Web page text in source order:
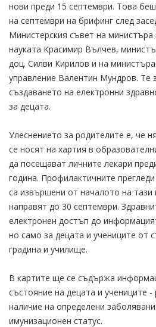
нови преди 15 септември. Това
на септември на брифинг след
Министерския съвет на
науката Красимир Вълчев,
доц. Силви Кирилов и на
управление Валентин Мундров. Те
създаването на електронни
за децата.
Улеснението за родителите е, че
се носят на хартия в
да посещават личните лекари
година. Профилактичните
са извършени от началото на тази
направят до 30 септември.
електронен достъп до
но само за децата и учениците от
градина и училище.
В картите ще се съдържа
състояние на децата и учениците -
наличие на определени
имунизационен статус.